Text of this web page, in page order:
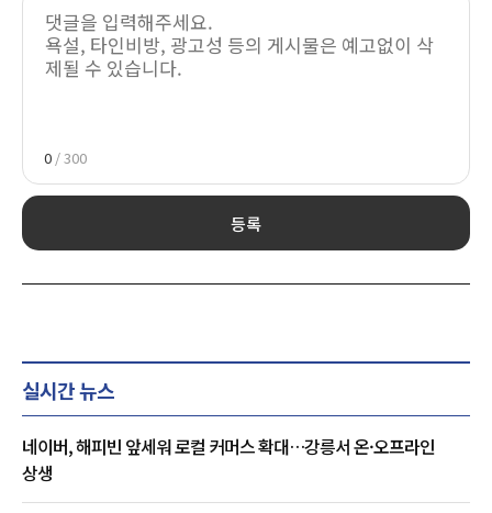
0 / 300
등록
실시간 뉴스
네이버, 해피빈 앞세워 로컬 커머스 확대…강릉서 온·오프라인
상생